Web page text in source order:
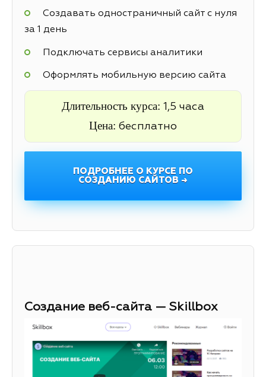
Создавать одностраничный сайт с нуля
за 1 день
Подключать сервисы аналитики
Оформлять мобильную версию сайта
Длительность курса: 1,5 часа
Цена: бесплатно
ПОДРОБНЕЕ О КУРСЕ ПО
СОЗДАНИЮ САЙТОВ →
Создание веб-сайта — Skillbox